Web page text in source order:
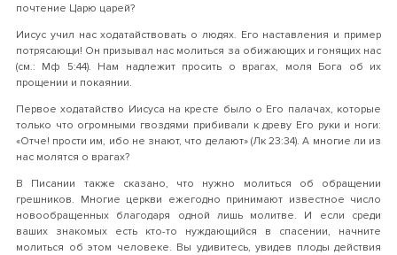
почтение Царю царей?
Иисус учил нас ходатайствовать о людях. Его наставления и пример
потрясающи! Он призывал нас молиться за обижающих и гонящих нас
(см.: Мф 5:44). Нам надлежит просить о врагах, моля Бога об их
прощении и покаянии.
Первое ходатайство Иисуса на кресте было о Его палачах, которые
только что огромными гвоздями прибивали к древу Его руки и ноги:
«Отче! прости им, ибо не знают, что делают» (Лк 23:34). А многие ли из
нас молятся о врагах?
В Писании также сказано, что нужно молиться об обращении
грешников. Многие церкви ежегодно принимают известное число
новообращенных благодаря одной лишь молитве. И если среди
ваших знакомых есть кто-то нуждающийся в спасении, начните
молиться об этом человеке. Вы удивитесь, увидев плоды действия